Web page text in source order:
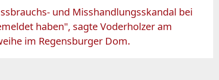
und Misshandlungsskandal bei
haben", sagte Voderholzer am
im Regensburger Dom.